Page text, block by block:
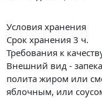
Условия хранения
Срок хранения 3 ч.
Требования к
Внешний вид -
полита жиром или
яблочным, или